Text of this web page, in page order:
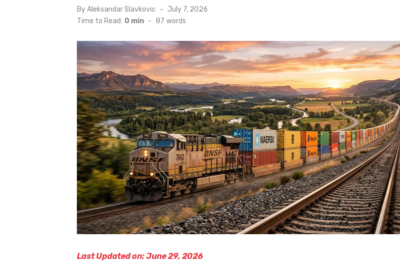
ByAleksandar Slavkovic
Posted
on
July 7, 2026
Time to Read: 0 min - 87 words
Last Updated on: June 29, 2026